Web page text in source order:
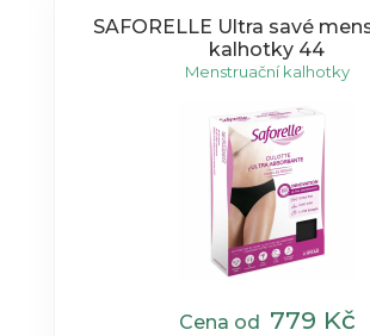
SAFORELLE Ultra savé
kalhotky 44
Menstruační kalhotky
Cena od 779 Kč